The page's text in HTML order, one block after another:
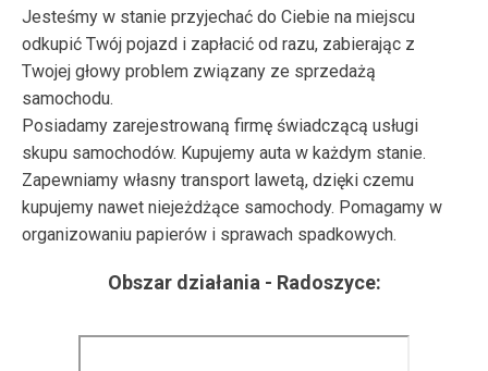
Jesteśmy w stanie przyjechać do Ciebie na miejscu
odkupić Twój pojazd i zapłacić od razu, zabierając z
Twojej głowy problem związany ze sprzedażą
samochodu.
Posiadamy zarejestrowaną firmę świadczącą usługi
skupu samochodów. Kupujemy auta w każdym stanie.
Zapewniamy własny transport lawetą, dzięki czemu
kupujemy nawet niejeżdżące samochody. Pomagamy w
organizowaniu papierów i sprawach spadkowych.
Obszar działania - Radoszyce: